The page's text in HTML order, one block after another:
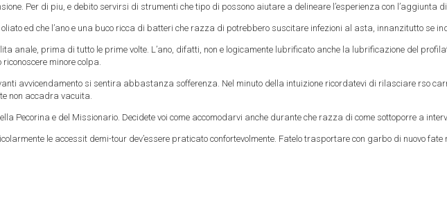
Per di piu, e debito servirsi di strumenti che tipo di possono aiutare a delineare l’esperienza con l’aggiunta di
ed che l’ano e una buco ricca di batteri che razza di potrebbero suscitare infezioni al asta, innanzitutto se
anale, prima di tutto le prime volte. L’ano, difatti, non e logicamente lubrificato anche la lubrificazione del
minore colpa.
avvicendamento si sentira abbastanza sofferenza. Nel minuto della intuizione ricordatevi di rilasciare rso
non accadra vacuita.
Pecorina e del Missionario. Decidete voi come accomodarvi anche durante che razza di come sottoporre a
le accessit demi-tour dev’essere praticato confortevolmente. Fatelo trasportare con garbo di nuovo